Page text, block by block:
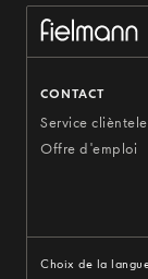
CONTACT
Service clièntele
Offre d'emploi
Choix de la